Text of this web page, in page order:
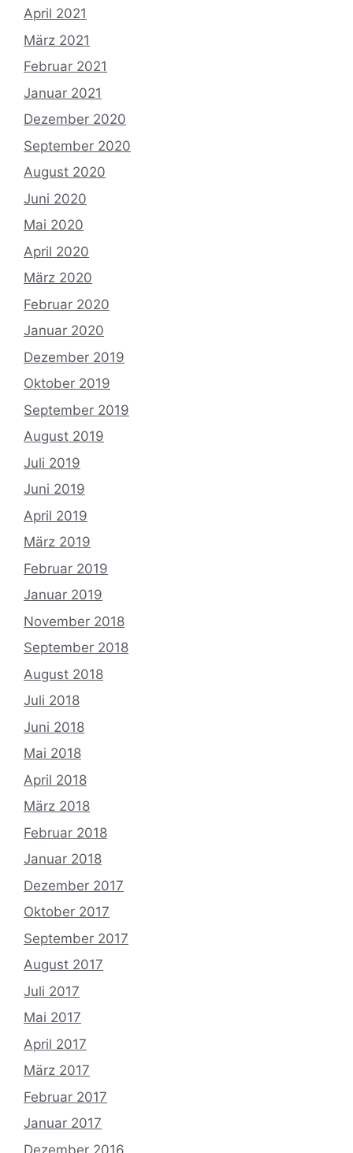
April 2021
März 2021
Februar 2021
Januar 2021
Dezember 2020
September 2020
August 2020
Juni 2020
Mai 2020
April 2020
März 2020
Februar 2020
Januar 2020
Dezember 2019
Oktober 2019
September 2019
August 2019
Juli 2019
Juni 2019
April 2019
März 2019
Februar 2019
Januar 2019
November 2018
September 2018
August 2018
Juli 2018
Juni 2018
Mai 2018
April 2018
März 2018
Februar 2018
Januar 2018
Dezember 2017
Oktober 2017
September 2017
August 2017
Juli 2017
Mai 2017
April 2017
März 2017
Februar 2017
Januar 2017
Dezember 2016